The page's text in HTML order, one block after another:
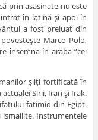
prin asasinate nu este
în latină şi apoi în
a fost preluat din
Marco Polo,
însemna în araba “cei
şiiţi fortificată în
Sirii, Iran şi Irak.
fatimid din Egipt.
ismailite. Instrumentele